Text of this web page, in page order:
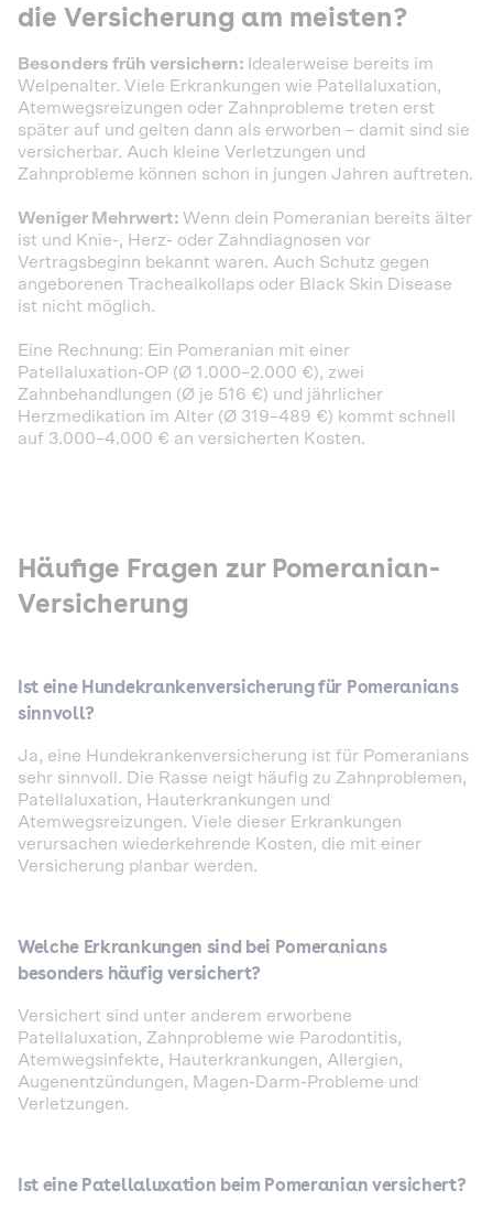
die Versicherung am meisten?
Besonders früh versichern: Idealerweise bereits im
Welpenalter. Viele Erkrankungen wie Patellaluxation,
Atemwegsreizungen oder Zahnprobleme treten erst
später auf und gelten dann als erworben – damit sind sie
versicherbar. Auch kleine Verletzungen und
Zahnprobleme können schon in jungen Jahren auftreten.
Weniger Mehrwert: Wenn dein Pomeranian bereits älter
ist und Knie-, Herz- oder Zahndiagnosen vor
Vertragsbeginn bekannt waren. Auch Schutz gegen
angeborenen Trachealkollaps oder Black Skin Disease
ist nicht möglich.
Eine Rechnung: Ein Pomeranian mit einer
Patellaluxation-OP (Ø 1.000–2.000 €), zwei
Zahnbehandlungen (Ø je 516 €) und jährlicher
Herzmedikation im Alter (Ø 319–489 €) kommt schnell
auf 3.000–4.000 € an versicherten Kosten.
Häufige Fragen zur Pomeranian-
Versicherung
Ist eine Hundekrankenversicherung für Pomeranians
sinnvoll?
Ja, eine Hundekrankenversicherung ist für Pomeranians
sehr sinnvoll. Die Rasse neigt häufig zu Zahnproblemen,
Patellaluxation, Hauterkrankungen und
Atemwegsreizungen. Viele dieser Erkrankungen
verursachen wiederkehrende Kosten, die mit einer
Versicherung planbar werden.
Welche Erkrankungen sind bei Pomeranians
besonders häufig versichert?
Versichert sind unter anderem erworbene
Patellaluxation, Zahnprobleme wie Parodontitis,
Atemwegsinfekte, Hauterkrankungen, Allergien,
Augenentzündungen, Magen-Darm-Probleme und
Verletzungen.
Ist eine Patellaluxation beim Pomeranian versichert?